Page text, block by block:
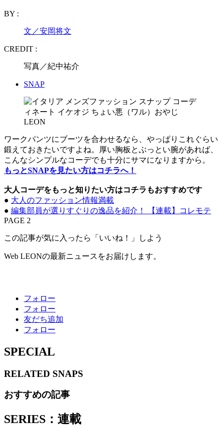
BY :
文／安岡将文
CREDIT :
写真／紀中祐介
SNAP
ワークパンツにブーツを合わせるなら、やっぱりこれぐらい
鍛えておきたいですよね。厚い胸板とぶっとい腕があれば、
こんなシンプルなコーデでも十分にサマになりますから。
もっとSNAPを見たい方はコチラへ！
大人コーデをもっと知りたい方はコチラもおすすめです
● 大人のファッション情報満載
● 編集部員が選りすぐりの逸品を紹介！ 【連載】コレモテ
PAGE 2
この記事が気に入ったら「いいね！」しよう
Web LEONの最新ニュースをお届けします。
フォロー
フォロー
友だち追加
フォロー
SPECIAL
RELATED SNAPS
おすすめの記事
SERIES：連載